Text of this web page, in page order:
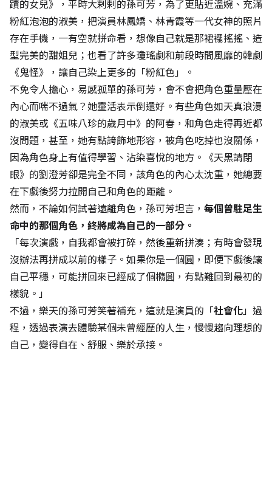
蹟的女兒》，平時大剌剌的孫可芳，為了更貼近溫婉、充滿
粉紅泡泡的淑美，把演員林鳳嬌、林青霞等一代女神的照片
存在手機，一有空就拼命看，想像自己就是那裙襬搖搖、造
型完美的甜姐兒；也看了許多瓊瑤劇和前段時間風靡的韓劇
《鬼怪》，讓自己染上更多的「粉紅色」。
不免令人擔心，易感孤單的孫可芳，會不會把角色重量壓在
內心而喘不過氣？她靈活表示倒還好。有些角色如天真浪漫
的淑美或《五味八珍的歲月中》的阿春，和角色走得再近都
沒問題，甚至，她有點誇飾地形容，被角色吃掉也沒關係，
因為角色身上有值得學習、沾染喜悅的地方。《天黑請閉
眼》的劉澄芳卻是完全不同，該角色的內心太沈重，她總要
在下戲後努力拉開自己和角色的距離。
然而，不論如何試著遠離角色，孫可芳坦言， 每個曾駐足生
命中的那個角色，終將成為自己的一部分。
「每次演戲，自我都會被打碎，然後重新拼湊；有時會發現
沒辦法再拼成以前的樣子。如果你是一個圓，即便下戲後讓
自己平穩，可能拼回來已經成了個橢圓，有點難回到最初的
樣貌。」
不過，樂天的孫可芳笑著補充，這就是演員的「社會化」過
程，透過表演去體驗某個未曾經歷的人生，慢慢趨向理想的
自己，變得自在、舒服、樂於承接。